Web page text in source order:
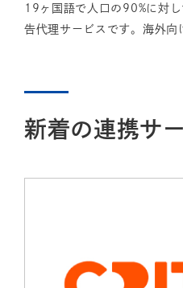
19ヶ国語で人口の90%に対
告代理サービスです。海外向
新着の連携サ